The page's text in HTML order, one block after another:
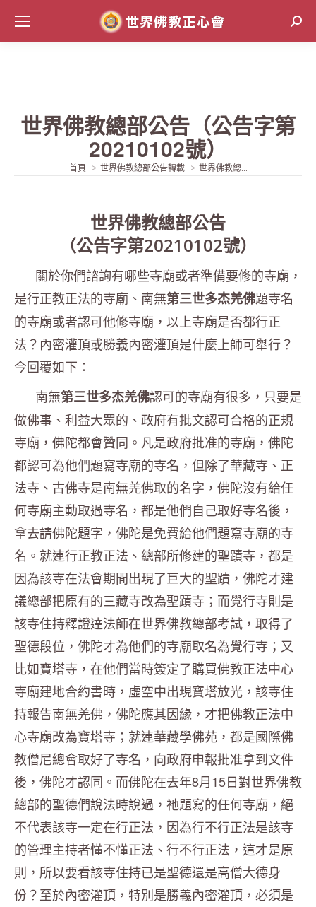
世界佛教總部公告（公告字第
20210102號）
當前位置:
首頁 世界佛教總部公告轉載 世界佛教總...
世界佛教總部公告
（公告字第20210102號）
關於你們諮詢有哪些寺廟或者準備要修的寺廟，
是行正教正法的寺廟、南無第三世多杰羌佛題寺名
的寺廟或者認可他修寺廟，以上寺廟是否都行正
法？內密灌頂或勝義內密灌頂是什麼上師可舉行？
今回覆如下：
南無第三世多杰羌佛認可的寺廟有很多，只要是
做佛事、利益大眾的、政府有批文認可合格的正規
寺廟，佛陀都會贊同。凡是政府批准的寺廟，佛陀
都認可為他們題寫寺廟的寺名，但除了華藏寺、正
法寺、古佛寺是南無羌佛取的名字，佛陀沒有給任
何寺廟主動取過寺名，都是他們自己取好寺名後，
拿去請佛陀題字，佛陀是免費給他們題寫寺廟的寺
名。就連行正教正法、總部所修建的聖蹟寺，都是
因為該寺在法會期間出現了巨大的聖蹟，佛陀才建
議總部把原有的三藏寺改為聖蹟寺；而覺行寺則是
該寺住持釋證達法師在世界佛教總部考試，取得了
聖德段位，佛陀才為他們的寺廟取名為覺行寺；又
比如寶塔寺，在他們當時簽定了購買佛教正法中心
寺廟建地合約書時，虛空中出現寶塔放光，該寺住
持報告南無羌佛，佛陀應其因緣，才把佛教正法中
心寺廟改為寶塔寺；就連華藏學佛苑，都是國際佛
教僧尼總會取好了寺名，向政府申報批准拿到文件
後，佛陀才認同。而佛陀在去年8月15日對世界佛教
總部的聖德們說法時說過，祂題寫的任何寺廟，絕
不代表該寺一定在行正法，因為行不行正法是該寺
的管理主持者懂不懂正法、行不行正法，這才是原
則，所以要看該寺住持已是聖德還是高僧大德身
份？至於內密灌頂，特別是勝義內密灌頂，必須是